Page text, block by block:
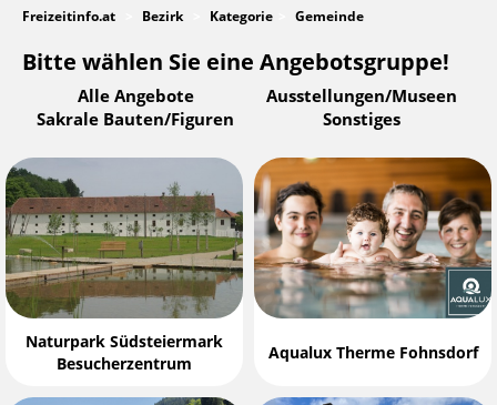
Freizeitinfo.at Bezirk Kategorie Gemeinde
Bitte wählen Sie eine Angebotsgruppe!
Alle Angebote
Ausstellungen/Museen
Sakrale Bauten/Figuren
Sonstiges
Naturpark Südsteiermark
Besucherzentrum
Aqualux Therme Fohnsdorf